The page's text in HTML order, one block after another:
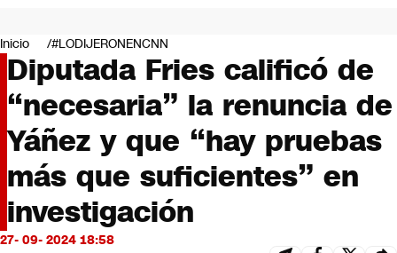
Negocios
Deportes
Programas completos
Cultura
Servicios
Bits
CNN Data
CNN tiempo
Futuro 360
Opinión
Inicio #LODIJERONENCNN
Diputada Fries calificó de
“necesaria” la renuncia de
Yáñez y que “hay pruebas
más que suficientes” en
investigación
27- 09- 2024 18:58